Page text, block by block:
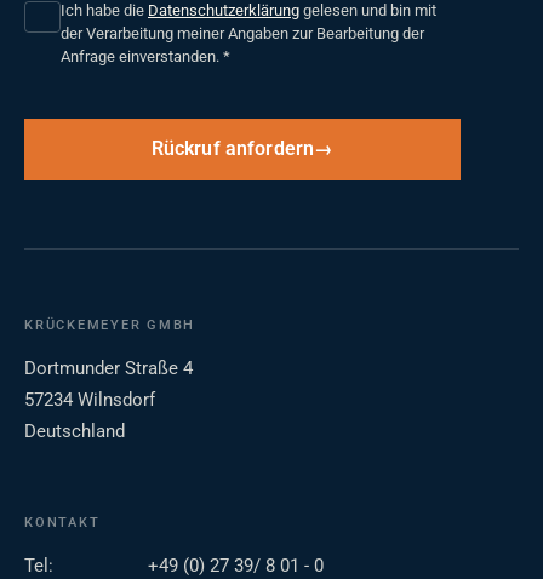
Ich habe die Datenschutzerklärung gelesen und bin mit
der Verarbeitung meiner Angaben zur Bearbeitung der
Anfrage einverstanden. *
Rückruf anfordern
KRÜCKEMEYER GMBH
Dortmunder Straße 4
57234 Wilnsdorf
Deutschland
KONTAKT
Tel:
+49 (0) 27 39/ 8 01 - 0